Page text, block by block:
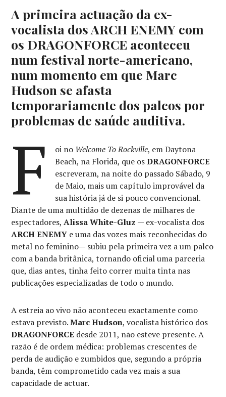
A primeira actuação da ex-
vocalista dos ARCH ENEMY com
os DRAGONFORCE aconteceu
num festival norte-americano,
num momento em que Marc
Hudson se afasta
temporariamente dos palcos por
problemas de saúde auditiva.
F oi no Welcome To Rockville, em Daytona
Beach, na Florida, que osDRAGONFORCE
escreveram, na noite do passado Sábado, 9
de Maio, mais um capítulo improvável da
sua história já de si pouco convencional.
Diante de uma multidão de dezenas de milhares de
espectadores,Alissa White-Gluz — ex-vocalista dos
ARCH ENEMY e uma das vozes mais reconhecidas do
metal no feminino— subiu pela primeira vez a um palco
com a banda britânica, tornando oficial uma parceria
que, dias antes, tinha feito correr muita tinta nas
publicações especializadas de todo o mundo.
A estreia ao vivo não aconteceu exactamente como
estava previsto.Marc Hudson, vocalista histórico dos
DRAGONFORCE desde 2011, não esteve presente. A
razão é de ordem médica: problemas crescentes de
perda de audição e zumbidos que, segundo a própria
banda, têm comprometido cada vez mais a sua
capacidade de actuar.